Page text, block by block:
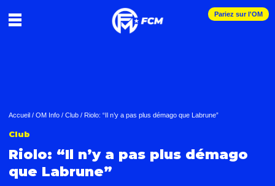
Pariez sur l'OM
Accueil / OM Info / Club / Riolo: “Il n’y a pas plus démago que Labrune”
Club
Riolo: “Il n’y a pas plus démago
que Labrune”